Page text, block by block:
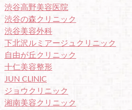
渋谷高野美容医院
渋谷の森クリニック
渋谷美容外科
下北沢ルミアージュクリニック
自由が丘クリニック
十仁美容整形
JUN CLINIC
ジョウクリニック
湘南美容クリニック